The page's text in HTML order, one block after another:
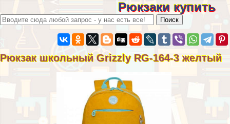
Рюкзаки купить
Рюкзак школьный Grizzly RG-164-3 желтый